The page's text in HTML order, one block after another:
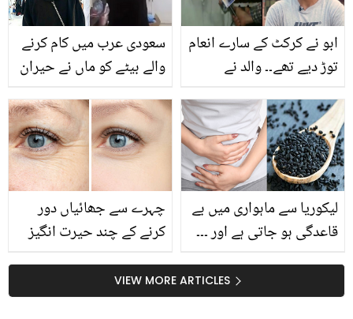
سعودی عرب میں کام کرنے
والے بیٹے کو ماں نے حیران
ملی تو بیٹے نے کیا کیا؟
ویڈیو آپ کو بھی آبدیدہ
کردے
ابو نے کرکٹ کے سارے انعام
توڑ دیے تھے۔۔ والد نے
حارث رؤف کھلاڑی کیسے
بنے؟ اپنی کہانی سنادی
چہرے سے جھائیاں دور
کرنے کے چند حیرت انگیز
لیکوریا سے ماہواری میں بے
قاعدگی ہو جاتی ہے اور ۔۔۔
سے کیسے بتاتے ہیں؟ جانیں
وہ معلومات جو آپ کو بھی
VIEW MORE ARTICLES